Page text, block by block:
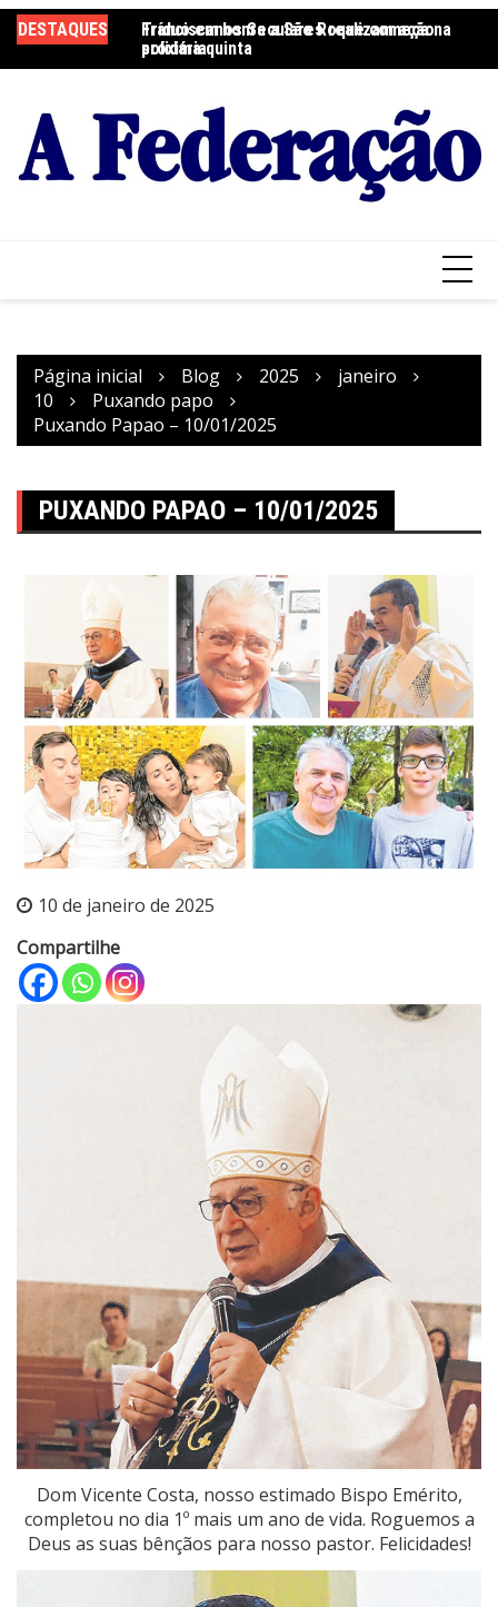
para
o
DESTAQUES
Tríduo em honra a São Roque começa na
próxima quinta
Franciscanos Seculares realizam ação
solidária
Página inicial Blog 2025
janeiro
10
Puxando papo
Puxando Papao – 10/01/2025
PUXANDO PAPAO – 10/01/2025
10 de janeiro de 2025
Compartilhe
Dom Vicente Costa, nosso estimado Bispo Emérito,
completou no dia 1º mais um ano de vida. Roguemos a
Deus as suas bênçãos para nosso pastor. Felicidades!